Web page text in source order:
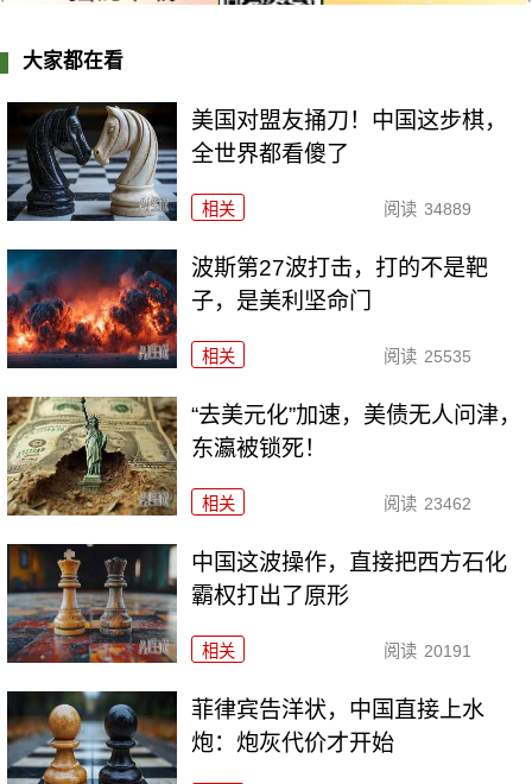
大家都在看
美国对盟友捅刀！中国这步棋，
全世界都看傻了
相关 阅读 34889
波斯第27波打击，打的不是靶
子，是美利坚命门
相关 阅读 25535
“去美元化”加速，美债无人问津，
东瀛被锁死！
相关 阅读 23462
中国这波操作，直接把西方石化
霸权打出了原形
相关 阅读 20191
菲律宾告洋状，中国直接上水
炮：炮灰代价才开始